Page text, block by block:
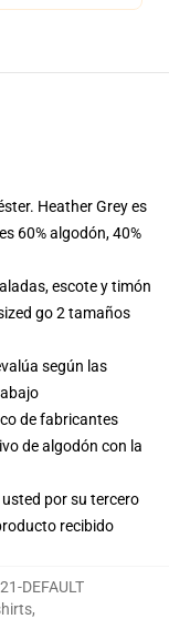
Heather Grey es
60% algodón, 40%
escote y timón
go 2 tamaños
según las
de fabricantes
de algodón con la
por su tercero
recibido
DEFAULT
,